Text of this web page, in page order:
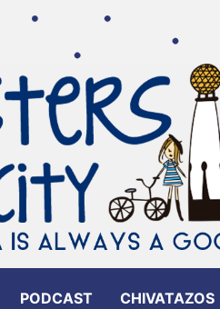
PODCAST CHIVATAZOS